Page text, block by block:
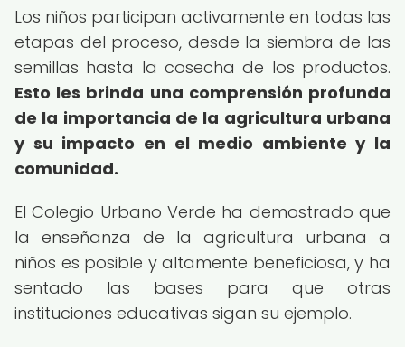
Los niños participan activamente en todas las
etapas del proceso, desde la siembra de las
semillas hasta la cosecha de los productos.
Esto les brinda una comprensión profunda
de la importancia de la agricultura urbana
y su impacto en el medio ambiente y la
comunidad.
El Colegio Urbano Verde ha demostrado que
la enseñanza de la agricultura urbana a
niños es posible y altamente beneficiosa, y ha
sentado las bases para que otras
instituciones educativas sigan su ejemplo.